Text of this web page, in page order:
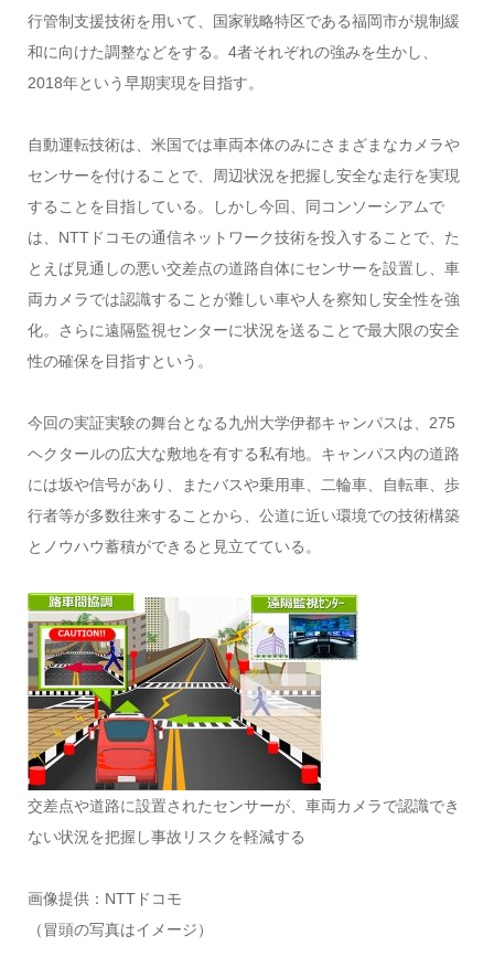
行管制支援技術を用いて、国家戦略特区である福岡市が規制緩
和に向けた調整などをする。4者それぞれの強みを生かし、
2018年という早期実現を目指す。
自動運転技術は、米国では車両本体のみにさまざまなカメラや
センサーを付けることで、周辺状況を把握し安全な走行を実現
することを目指している。しかし今回、同コンソーシアムで
は、NTTドコモの通信ネットワーク技術を投入することで、た
とえば見通しの悪い交差点の道路自体にセンサーを設置し、車
両カメラでは認識することが難しい車や人を察知し安全性を強
化。さらに遠隔監視センターに状況を送ることで最大限の安全
性の確保を目指すという。
今回の実証実験の舞台となる九州大学伊都キャンパスは、275
ヘクタールの広大な敷地を有する私有地。キャンパス内の道路
には坂や信号があり、またバスや乗用車、二輪車、自転車、歩
行者等が多数往来することから、公道に近い環境での技術構築
とノウハウ蓄積ができると見立てている。
交差点や道路に設置されたセンサーが、車両カメラで認識でき
ない状況を把握し事故リスクを軽減する
画像提供：NTTドコモ
（冒頭の写真はイメージ）